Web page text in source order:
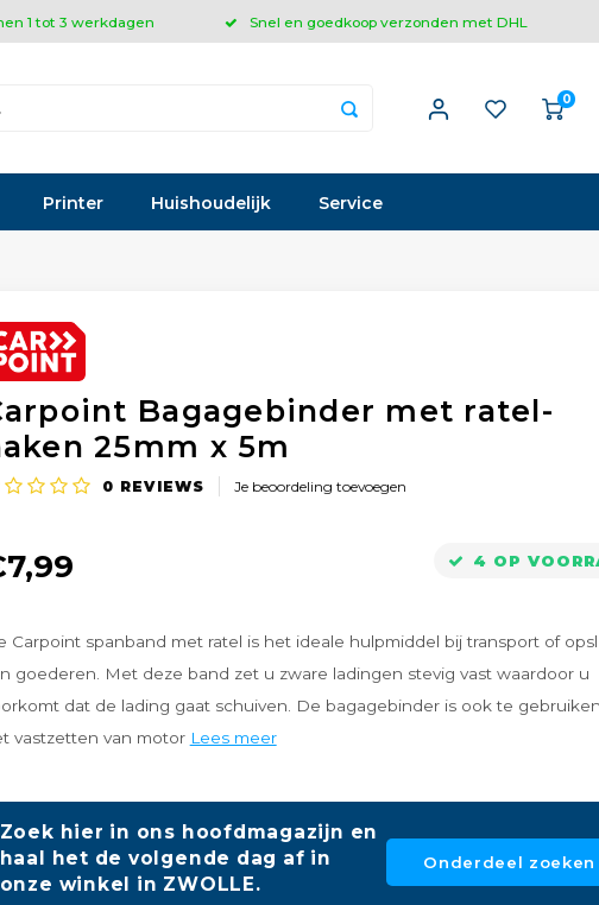
1 tot 3 werkdagen Snel en goedkoop verzonden met DHL
0
Printer Huishoudelijk Service
Bagagebinder met ratel-
25mm x 5m
0 REVIEWS Je beoordeling toevoegen
4 OP
Carpoint spanband met ratel is het ideale hulpmiddel bij transport of
goederen. Met deze band zet u zware ladingen stevig vast waardoor u
dat de lading gaat schuiven. De bagagebinder is ook te
vastzetten van motor Lees meer
Zoek hier in ons hoofdmagazijn en
haal het de volgende dag af in
onze winkel in ZWOLLE.
Onderdeel zoeken